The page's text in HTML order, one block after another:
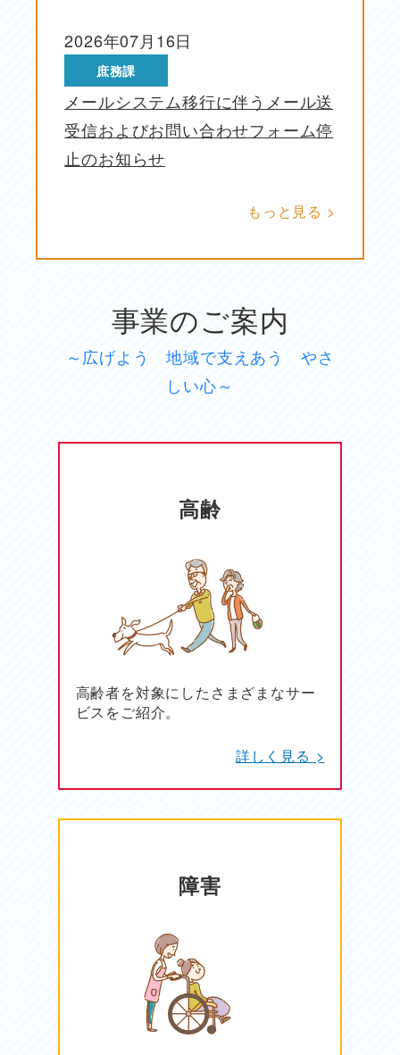
メールシステム移行に伴うメール送
受信およびお問い合わせフォーム停
止のお知らせ
投稿日
2026年07月16日
庶務課
もっと見る >
事業のご案内
～広げよう 地域で支えあう やさ
しい心～
高齢
高齢者を対象にしたさまざまなサー
ビスをご紹介。
詳しく見る >
障害